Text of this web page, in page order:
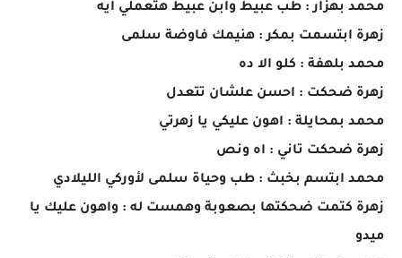
محمد بهزار : طب عبيط وابن عبيط هتعملي ايه
زهرة ابتسمت بمكر : هنيمك فاوضة سلمى
محمد بلهفة : كلو الا ده
زهرة ضحكت : احسن علشان تتعدل
محمد بمحايلة : اهون عليكي يا زهرتي
زهرة ضحكت تاني : اه ونص
محمد ابتسم بخبث : طب وحياة سلمى لأوركي الليلادي
زهرة كتمت ضحكتها بصعوبة وهمست له : واهون عليك يا
ميدو